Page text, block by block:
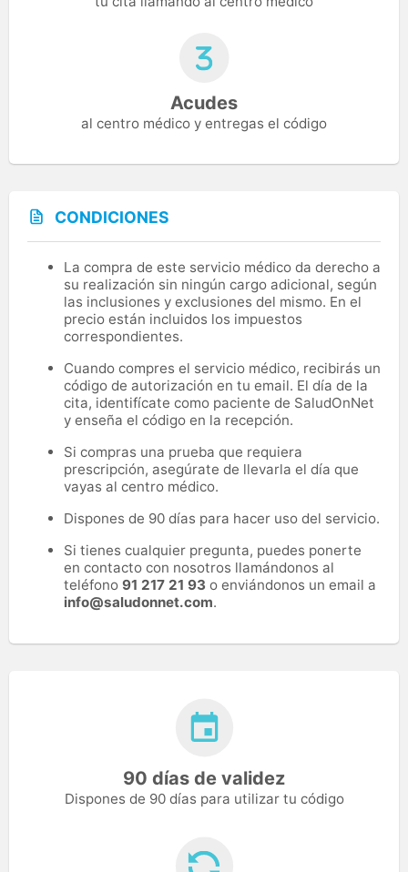
Acudes
al centro médico y entregas el código
CONDICIONES
La compra de este servicio médico da derecho a
su realización sin ningún cargo adicional, según
las inclusiones y exclusiones del mismo. En el
precio están incluidos los impuestos
correspondientes.
Cuando compres el servicio médico, recibirás un
código de autorización en tu email. El día de la
cita, identifícate como paciente de SaludOnNet
y enseña el código en la recepción.
Si compras una prueba que requiera
prescripción, asegúrate de llevarla el día que
vayas al centro médico.
Dispones de 90 días para hacer uso del servicio.
Si tienes cualquier pregunta, puedes ponerte
en contacto con nosotros llamándonos al
teléfono 91 217 21 93 o enviándonos un email a
info@saludonnet.com.
90 días de validez
Dispones de 90 días para utilizar tu código